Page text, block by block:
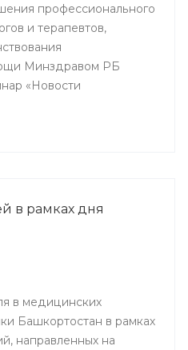
профессионального
и терапевтов,
Минздравом РБ
«Новости
в рамках дня
в медицинских
Башкортостан в рамках
направленных на